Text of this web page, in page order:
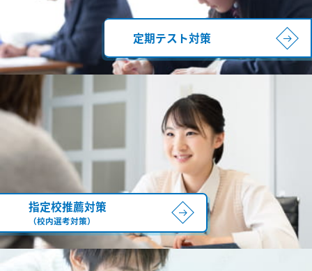
定期テスト対策
指定校推薦対策
（校内選考対策）